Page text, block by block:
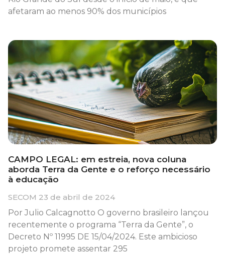
afetaram ao menos 90% dos municípios
CAMPO LEGAL: em estreia, nova coluna
aborda Terra da Gente e o reforço necessário
à educação
SECOM 23 de abril de 2024
Por Julio Calcagnotto O governo brasileiro lançou
recentemente o programa “Terra da Gente”, o
Decreto Nº 11995 DE 15/04/2024. Este ambicioso
projeto promete assentar 295